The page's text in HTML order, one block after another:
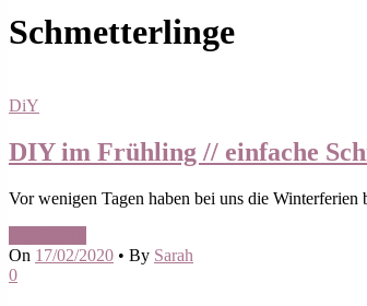
Schmetterlinge
DiY
DIY im Frühling // einfache
Vor wenigen Tagen haben bei uns die
On 17/02/2020 • By Sarah
0